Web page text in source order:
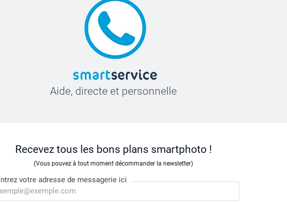
Aide, directe et personnelle
Recevez tous les bons plans smartphoto !
(Vous pouvez à tout moment décommander la newsletter)
votre adresse de messagerie ici